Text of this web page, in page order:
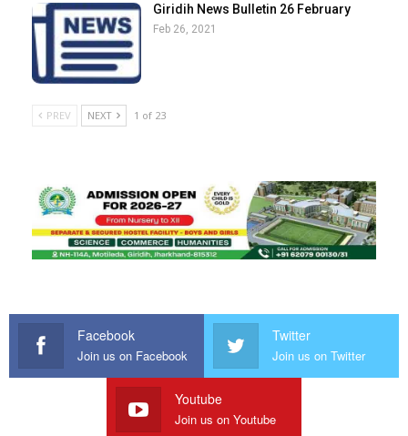
Giridih News Bulletin 26 February
Feb 26, 2021
PREV NEXT 1 of 23
Facebook
Join us on Facebook
Twitter
Join us on Twitter
Youtube
Join us on Youtube